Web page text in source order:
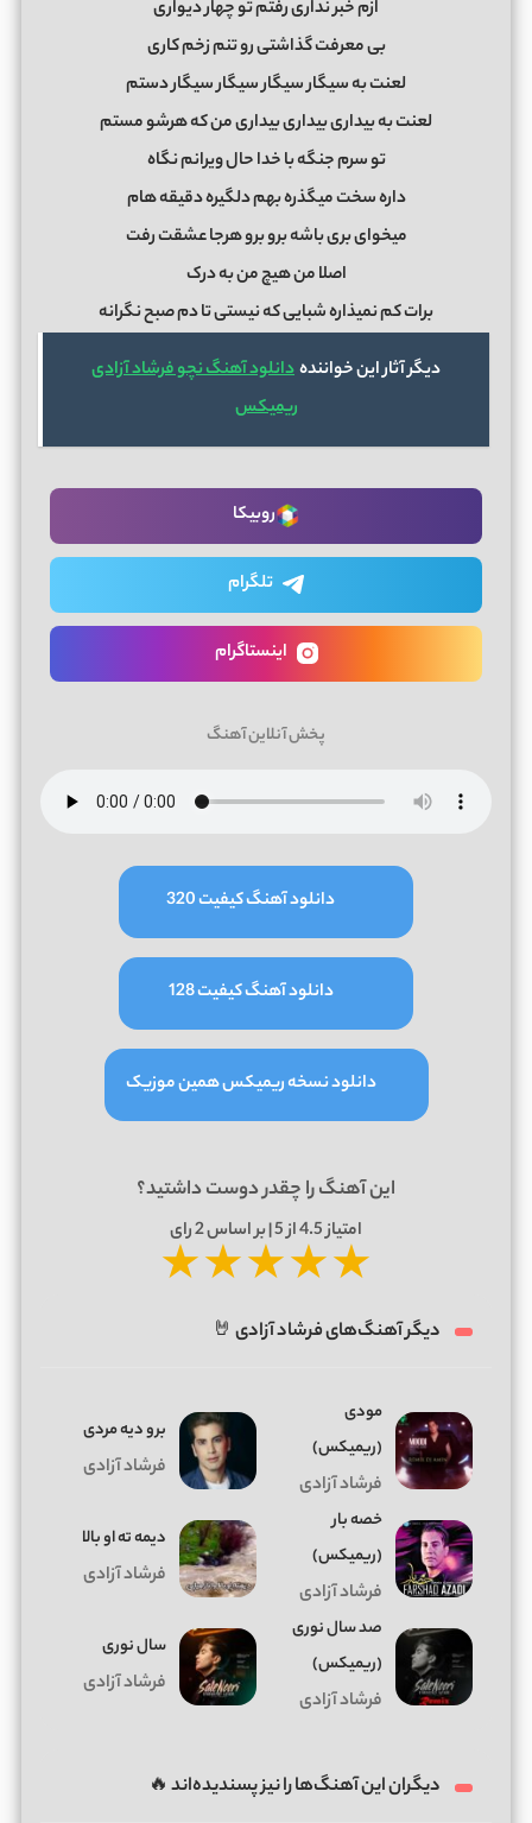
ازم ﺧﺒﺮ ﻧﺪاری رﻓﺘﻢ ﺗﻮ ﭼﻬﺎر دﻳﻮاری
ﺑﻰ ﻣﻌﺮﻓﺖ ﮔﺬاﺷﺘﻰ رو ﺗﻨﻢ زﺧﻢ ﻛﺎری
ﻟﻌﻨﺖ ﺑﻪ ﺳﻴﮕﺎر ﺳﻴﮕﺎر ﺳﻴﮕﺎر ﺳﻴﮕﺎر دﺳﺘﻢ
ﻟﻌﻨﺖ ﺑﻪ ﺑﻴﺪاری ﺑﻴﺪاری ﺑﻴﺪاری ﻣﻦ ﻛﻪ ﻫﺮﺷﻮ ﻣﺴﺘﻢ
ﺗﻮ ﺳﺮم ﺟﻨﮕﻪ ﺑﺎ ﺧﺪا ﺣﺎل وﻳﺮاﻧﻢ ﻧﮕﺎه
داره ﺳﺨﺖ ﻣﻴﮕﺬره ﺑﻬﻢ دﻟﮕﻴﺮه دﻗﻴﻘﻪ ﻫﺎم
ﻣﻴﺨﻮای ﺑﺮی ﺑﺎﺷﻪ ﺑﺮو ﺑﺮو ﻫﺮﺟﺎ ﻋﺸﻘﺖ رﻓﺖ
اﺻﻠﺎ ﻣﻦ ﻫﻴﭻ ﻣﻦ ﺑﻪ درک
ﺑﺮات ﻛﻢ ﻧﻤﻴﺬاره ﺷﺒﺎﻳﻰ ﻛﻪ ﻧﻴﺴﺘﻰ ﺗﺎ دم ﺻﺒﺢ ﻧﮕﺮاﻧﻪ
دیگر آثار این خوانندهدانلود آهنگ نچو فرشاد آزادی
ریمیکس
روبیکا
تلگرام
اینستاگرام
پخش آنلاین آهنگ
دانلود آهنگ کیفیت 320
دانلود آهنگ کیفیت 128
دانلود نسخه ریمیکس همین موزیک
این آهنگ را چقدر دوست داشتید؟
امتیاز4.5از 5 | بر اساس 2رای
★★★★★
دیگر آهنگ‌های فرشاد آزادی 🤘
مودی
(ریمیکس)
فرشاد آزادی
برو دیه مردی
فرشاد آزادی
خصه بار
(ریمیکس)
فرشاد آزادی
دیمه ته او بالا
فرشاد آزادی
ﺻﺪ ﺳﺎل ﻧﻮری
(ریمیکس)
فرشاد آزادی
سال نوری
فرشاد آزادی
دیگران این آهنگ‌ها را نیز پسندیده‌اند 🔥